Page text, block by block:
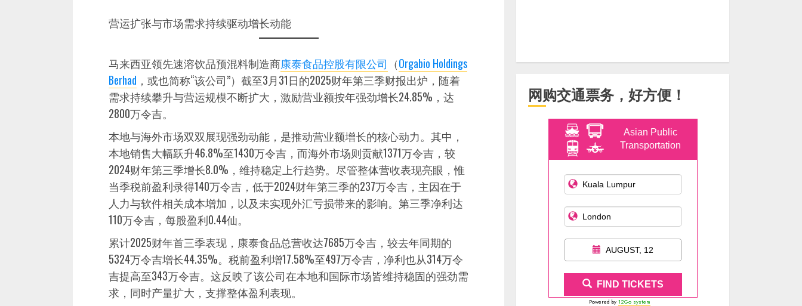
营运扩张与市场需求持续驱动增长动能
马来西亚领先速溶饮品预混料制造商康泰食品控股有限公司 （Orgabio Holdings
Berhad ，或也简称“该公司”）截至3月31日的2025财年第三季财报出炉，随着
需求持续攀升与营运规模不断扩大，激励营业额按年强劲增长24.85%，达
2800万令吉。
本地与海外市场双双展现强劲动能，是推动营业额增长的核心动力。其中，
本地销售大幅跃升46.8%至1430万令吉，而海外市场则贡献1371万令吉，较
2024财年第三季增长8.0%，维持稳定上行趋势。尽管整体营收表现亮眼，惟
当季税前盈利录得140万令吉，低于2024财年第三季的237万令吉，主因在于
人力与软件相关成本增加，以及未实现外汇亏损带来的影响。第三季净利达
110万令吉，每股盈利0.44仙。
累计2025财年首三季表现，康泰食品总营收达7685万令吉，较去年同期的
5324万令吉增长44.35%。税前盈利增17.58%至497万令吉，净利也从314万令
吉提高至343万令吉。这反映了该公司在本地和国际市场皆维持稳固的强劲需
求，同时产量扩大，支撑整体盈利表现。
网购交通票务，好方便！
Asian Public
Transportation
AUGUST, 12
FIND TICKETS
Powered by 12Go system